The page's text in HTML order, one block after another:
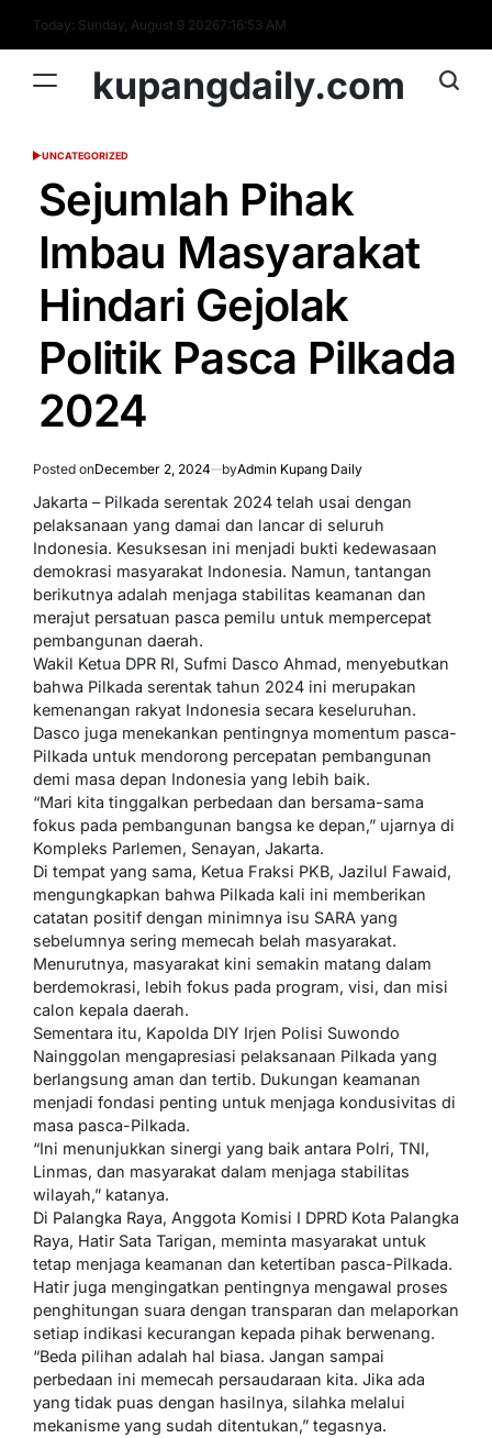
content
Today: Sunday, August 9 20267:16:54 AM
kupangdaily.com
POSTED
UNCATEGORIZED
Sejumlah Pihak
Imbau Masyarakat
Hindari Gejolak
Politik Pasca Pilkada
2024
Posted onDecember 2, 2024 byAdmin Kupang Daily
Jakarta – Pilkada serentak 2024 telah usai dengan
pelaksanaan yang damai dan lancar di seluruh
Indonesia. Kesuksesan ini menjadi bukti kedewasaan
demokrasi masyarakat Indonesia. Namun, tantangan
berikutnya adalah menjaga stabilitas keamanan dan
merajut persatuan pasca pemilu untuk mempercepat
pembangunan daerah.
Wakil Ketua DPR RI, Sufmi Dasco Ahmad, menyebutkan
bahwa Pilkada serentak tahun 2024 ini merupakan
kemenangan rakyat Indonesia secara keseluruhan.
Dasco juga menekankan pentingnya momentum pasca-
Pilkada untuk mendorong percepatan pembangunan
demi masa depan Indonesia yang lebih baik.
“Mari kita tinggalkan perbedaan dan bersama-sama
fokus pada pembangunan bangsa ke depan,” ujarnya di
Kompleks Parlemen, Senayan, Jakarta.
Di tempat yang sama, Ketua Fraksi PKB, Jazilul Fawaid,
mengungkapkan bahwa Pilkada kali ini memberikan
catatan positif dengan minimnya isu SARA yang
sebelumnya sering memecah belah masyarakat.
Menurutnya, masyarakat kini semakin matang dalam
berdemokrasi, lebih fokus pada program, visi, dan misi
calon kepala daerah.
Sementara itu, Kapolda DIY Irjen Polisi Suwondo
Nainggolan mengapresiasi pelaksanaan Pilkada yang
berlangsung aman dan tertib. Dukungan keamanan
menjadi fondasi penting untuk menjaga kondusivitas di
masa pasca-Pilkada.
“Ini menunjukkan sinergi yang baik antara Polri, TNI,
Linmas, dan masyarakat dalam menjaga stabilitas
wilayah,” katanya.
Di Palangka Raya, Anggota Komisi I DPRD Kota Palangka
Raya, Hatir Sata Tarigan, meminta masyarakat untuk
tetap menjaga keamanan dan ketertiban pasca-Pilkada.
Hatir juga mengingatkan pentingnya mengawal proses
penghitungan suara dengan transparan dan melaporkan
setiap indikasi kecurangan kepada pihak berwenang.
“Beda pilihan adalah hal biasa. Jangan sampai
perbedaan ini memecah persaudaraan kita. Jika ada
yang tidak puas dengan hasilnya, silahka melalui
mekanisme yang sudah ditentukan,” tegasnya.